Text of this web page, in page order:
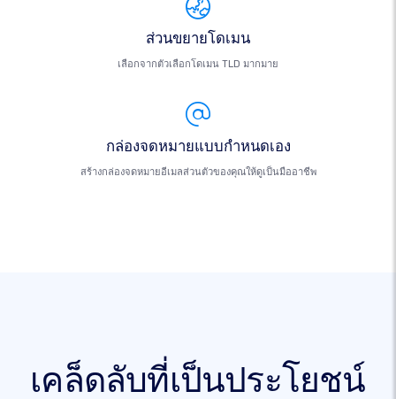
ส่วนขยายโดเมน
เลือกจากตัวเลือกโดเมน TLD มากมาย
กล่องจดหมายแบบกำหนดเอง
สร้างกล่องจดหมายอีเมลส่วนตัวของคุณให้ดูเป็นมืออาชีพ
เคล็ดลับที่เป็นประโยชน์